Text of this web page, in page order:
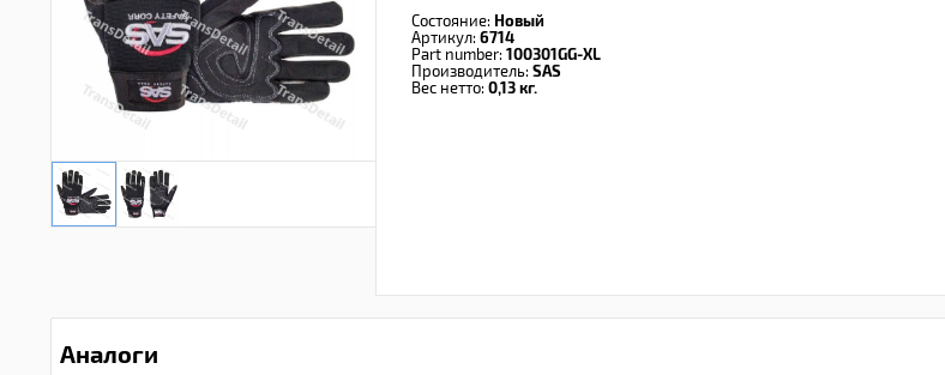
Состояние: Новый
Артикул: 6714
Part number: 100301GG-XL
Производитель: SAS
Вес нетто: 0,13 кг.
Аналоги